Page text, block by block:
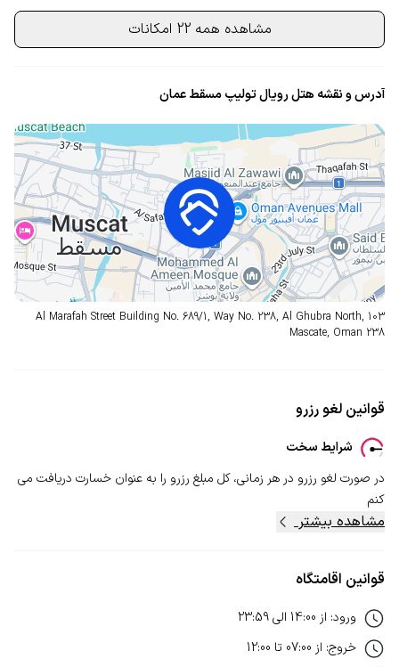
مشاهده همه 22 امکانات
آدرس و نقشه هتل رویال تولیپ مسقط عمان
Al Marafah Street Building No. 689/1, Way No. 238, Al Ghubra North, 103
Mascate, Oman 238
قوانین لغو رزرو
شرایط سخت
در صورت لغو رزرو در هر زمانی، کل مبلغ رزرو را به عنوان خسارت دریافت می
کنم
مشاهده بیشتر
قوانین اقامتگاه
ورود: از 14:00 الی23:59
خروج: از 07:00 تا 12:00